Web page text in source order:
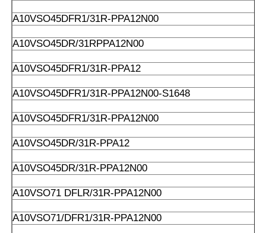
A10VSO45DFR1/31R-PPA12N00
A10VSO45DR/31RPPA12N00
A10VSO45DFR1/31R-PPA12
A10VSO45DFR1/31R-PPA12N00-S1648
A10VSO45DFR1/31R-PPA12N00
A10VSO45DR/31R-PPA12
A10VSO45DR/31R-PPA12N00
A10VSO71 DFLR/31R-PPA12N00
A10VSO71/DFR1/31R-PPA12N00